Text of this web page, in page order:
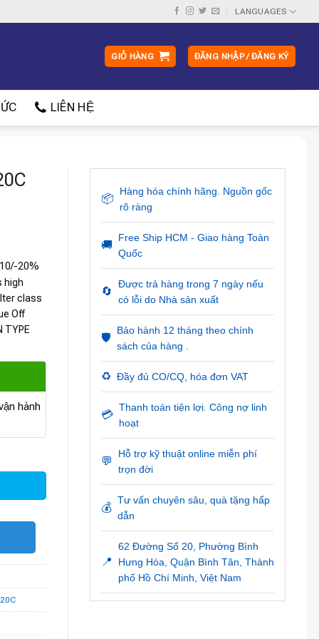
LANGUAGES
GIỎ HÀNG ĐĂNG NHẬP / ĐĂNG KÝ
LIÊN HỆ
20%
high
class
Off
TYPE
hành
📦
Hàng hóa chính hãng. Nguồn gốc
rõ ràng
🚚
Free Ship HCM - Giao hàng Toàn
Quốc
🔄
Được trả hàng trong 7 ngày nếu
có lỗi do Nhà sản xuất
🛡️
Bảo hành 12 tháng theo chính
sách của hàng .
♻️ Đầy đủ CO/CQ, hóa đơn VAT
💳
Thanh toán tiện lợi. Công nợ linh
hoạt
💬
Hỗ trợ kỹ thuật online miễn phí
trọn đời
💰
Tư vấn chuyên sâu, quà tặng hấp
dẫn
📍
62 Đường Số 20, Phường Bình
Hưng Hòa, Quận Bình Tân, Thành
phố Hồ Chí Minh, Việt Nam